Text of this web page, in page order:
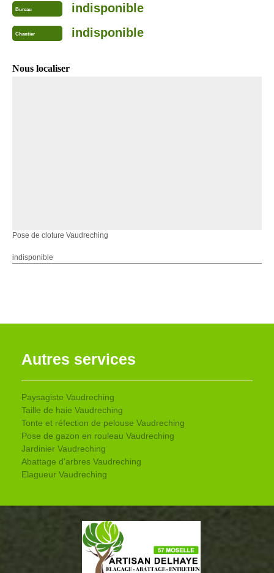
Bureau indisponible
Chantier indisponible
Nous localiser
Pose de cloture Vaudreching
indisponible
Autres services
Paysagiste Vaudreching
Taille de haie Vaudreching
Tonte et réfection de pelouse Vaudreching
Pose de gazon en rouleau Vaudreching
Jardinier Vaudreching
Abattage d'arbres Vaudreching
Elagueur Vaudreching